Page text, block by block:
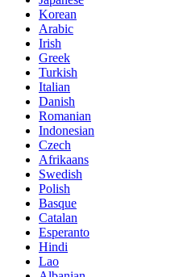
Korean
Arabic
Irish
Greek
Turkish
Italian
Danish
Romanian
Indonesian
Czech
Afrikaans
Swedish
Polish
Basque
Catalan
Esperanto
Hindi
Lao